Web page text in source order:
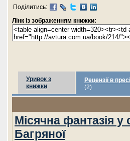
Поділитись:
Лінк із зображенням книжки:
Уривок з
книжки
Рецензії в пресі
(2)
Місячна фантазія
Багряної